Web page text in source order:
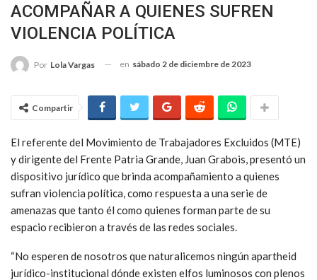
ACOMPAÑAR A QUIENES SUFREN
VIOLENCIA POLÍTICA
Por Lola Vargas en sábado 2 de diciembre de 2023
Compartir
El referente del Movimiento de Trabajadores Excluidos (MTE)
y dirigente del Frente Patria Grande, Juan Grabois, presentó un
dispositivo jurídico que brinda acompañamiento a quienes
sufran violencia política, como respuesta a una serie de
amenazas que tanto él como quienes forman parte de su
espacio recibieron a través de las redes sociales.
“No esperen de nosotros que naturalicemos ningún apartheid
jurídico-institucional dónde existen elfos luminosos con plenos